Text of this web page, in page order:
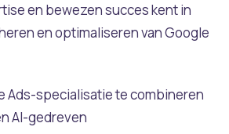
en bewezen succes kent in
en optimaliseren van Google
Ads-specialisatie te combineren
AI-gedreven